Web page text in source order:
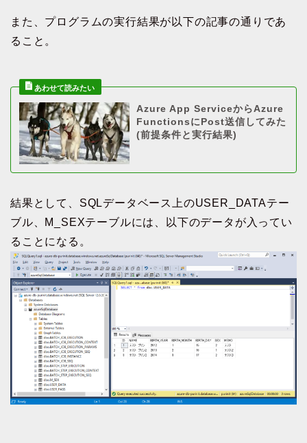
また、プログラムの実行結果が以下の記事の通りであ
ること。
Azure App ServiceからAzure
FunctionsにPost送信してみた
(前提条件と実行結果)
結果として、SQLデータベース上のUSER_DATAテー
ブル、M_SEXテーブルには、以下のデータが入ってい
ることになる。